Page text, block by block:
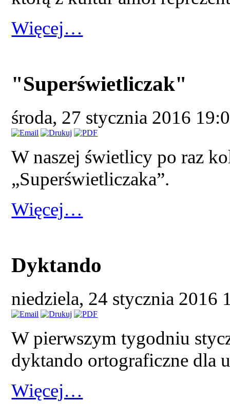
Więcej…
"Superświetliczak"
środa, 27 stycznia 2016
W naszej świetlicy po raz
„Superświetliczaka”.
Więcej…
Dyktando
niedziela, 24 stycznia 2016
W pierwszym tygodniu
dyktando ortograficzne dla
Więcej…